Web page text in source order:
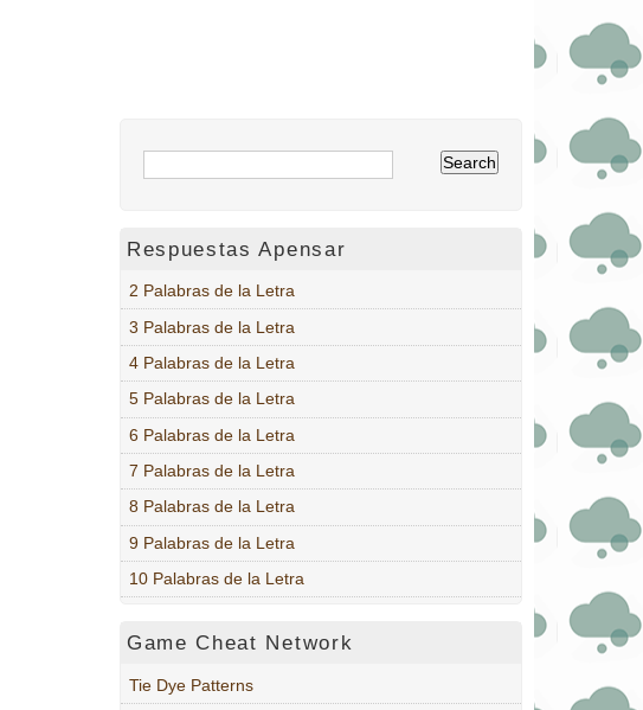
Respuestas Apensar
2 Palabras de la Letra
3 Palabras de la Letra
4 Palabras de la Letra
5 Palabras de la Letra
6 Palabras de la Letra
7 Palabras de la Letra
8 Palabras de la Letra
9 Palabras de la Letra
10 Palabras de la Letra
Game Cheat Network
Tie Dye Patterns